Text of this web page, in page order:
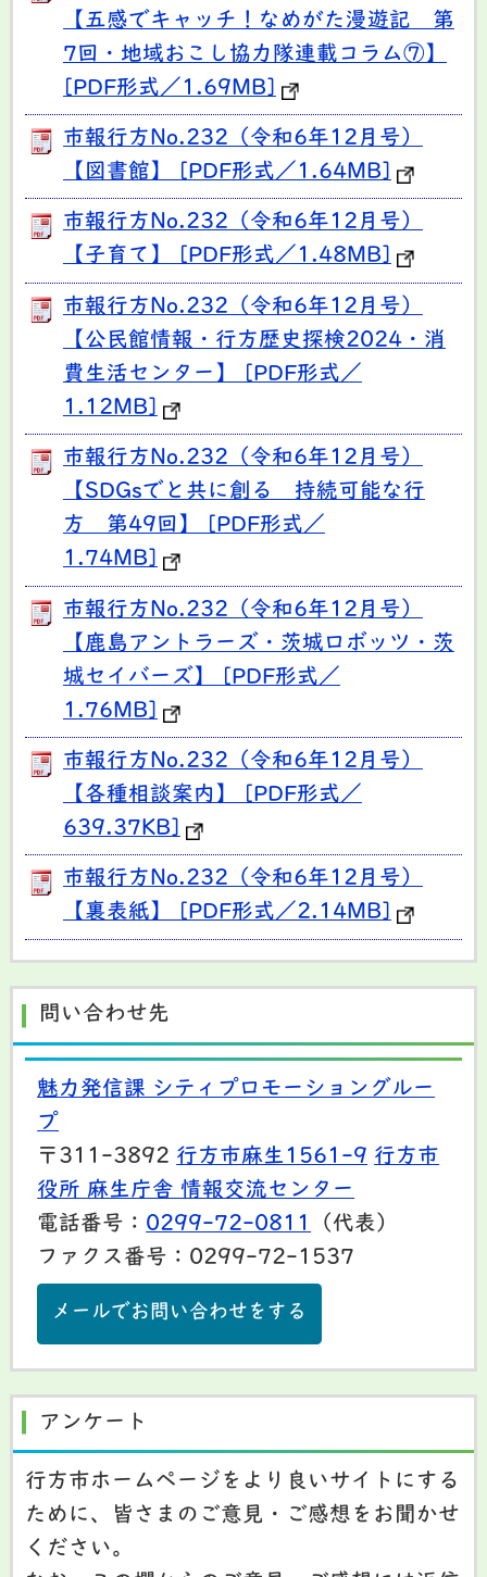
【五感でキャッチ！なめがた漫遊記 第
7回・地域おこし協力隊連載コラム⑦】
[PDF形式／1.69MB]
市報行方No.232（令和6年12月号）
【図書館】 [PDF形式／1.64MB]
市報行方No.232（令和6年12月号）
【子育て】 [PDF形式／1.48MB]
市報行方No.232（令和6年12月号）
【公民館情報・行方歴史探検2024・消
費生活センター】 [PDF形式／
1.12MB]
市報行方No.232（令和6年12月号）
【SDGsでと共に創る 持続可能な行
方 第49回】 [PDF形式／
1.74MB]
市報行方No.232（令和6年12月号）
【鹿島アントラーズ・茨城ロボッツ・茨
城セイバーズ】 [PDF形式／
1.76MB]
市報行方No.232（令和6年12月号）
【各種相談案内】 [PDF形式／
639.37KB]
市報行方No.232（令和6年12月号）
【裏表紙】 [PDF形式／2.14MB]
問い合わせ先
魅力発信課 シティプロモーショングルー
プ
〒311-3892 行方市麻生1561-9 行方市
役所 麻生庁舎 情報交流センター
電話番号： 0299-72-0811
（代表）
ファクス番号：0299-72-1537
メールでお問い合わせをする
アンケート
行方市ホームページをより良いサイトにする
ために、皆さまのご意見・ご感想をお聞かせ
ください。